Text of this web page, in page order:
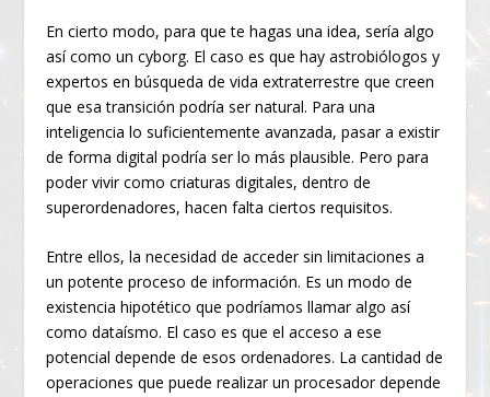
En cierto modo, para que te hagas una idea, sería algo
así como un cyborg. El caso es que hay astrobiólogos y
expertos en búsqueda de vida extraterrestre que creen
que esa transición podría ser natural. Para una
inteligencia lo suficientemente avanzada, pasar a existir
de forma digital podría ser lo más plausible. Pero para
poder vivir como criaturas digitales, dentro de
superordenadores, hacen falta ciertos requisitos.
Entre ellos, la necesidad de acceder sin limitaciones a
un potente proceso de información. Es un modo de
existencia hipotético que podríamos llamar algo así
como dataísmo. El caso es que el acceso a ese
potencial depende de esos ordenadores. La cantidad de
operaciones que puede realizar un procesador depende